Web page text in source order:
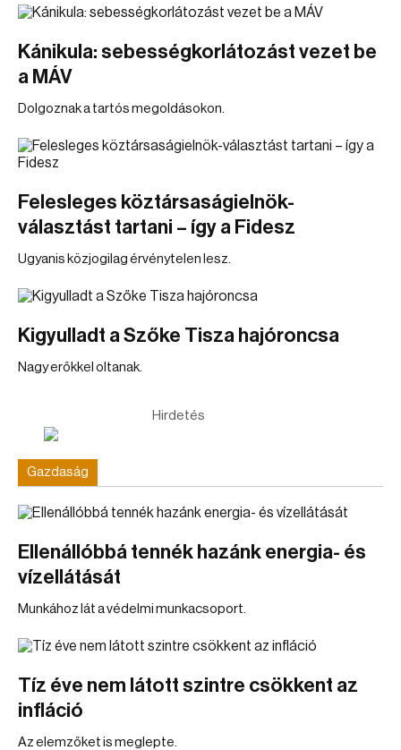
Kánikula: sebességkorlátozást vezet be
a MÁV
Dolgoznak a tartós megoldásokon.
Felesleges köztársaságielnök-
választást tartani – így a Fidesz
Ugyanis közjogilag érvénytelen lesz.
Kigyulladt a Szőke Tisza hajóroncsa
Nagy erőkkel oltanak.
Hirdetés
Gazdaság
Ellenállóbbá tennék hazánk energia- és
vízellátását
Munkához lát a védelmi munkacsoport.
Tíz éve nem látott szintre csökkent az
infláció
Az elemzőket is meglepte.